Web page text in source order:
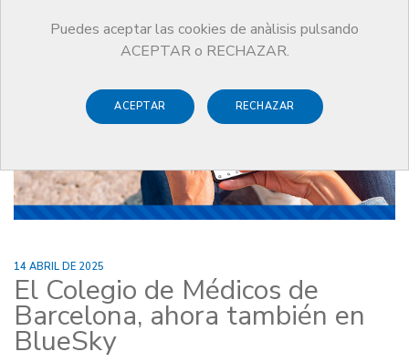
Puedes aceptar las cookies de anàlisis pulsando
ACEPTAR o RECHAZAR.
ACEPTAR RECHAZAR
14 ABRIL DE 2025
El Colegio de Médicos de
Barcelona, ahora también en
BlueSky